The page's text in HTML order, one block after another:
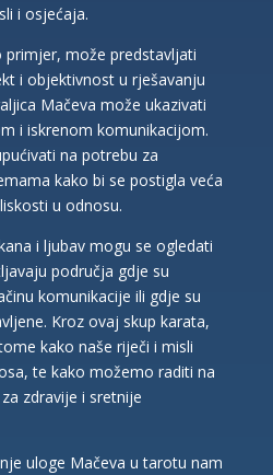
i osjećaja.
primjer, može predstavljati
i objektivnost u rješavanju
Mačeva može ukazivati
i iskrenom komunikacijom.
na potrebu za
kako bi se postigla veća
u odnosu.
i ljubav mogu se ogledati
područja gdje su
komunikacije ili gdje su
Kroz ovaj skup karata,
kako naše riječi i misli
te kako možemo raditi na
zdravije i sretnije
uloge Mačeva u tarotu nam